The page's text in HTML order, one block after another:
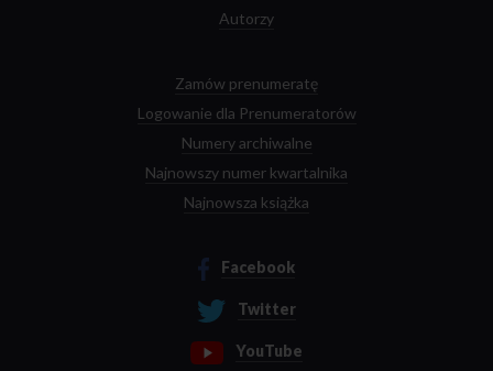
Autorzy
Zamów prenumeratę
Logowanie dla Prenumeratorów
Numery archiwalne
Najnowszy numer kwartalnika
Najnowsza książka
Facebook
Twitter
YouTube